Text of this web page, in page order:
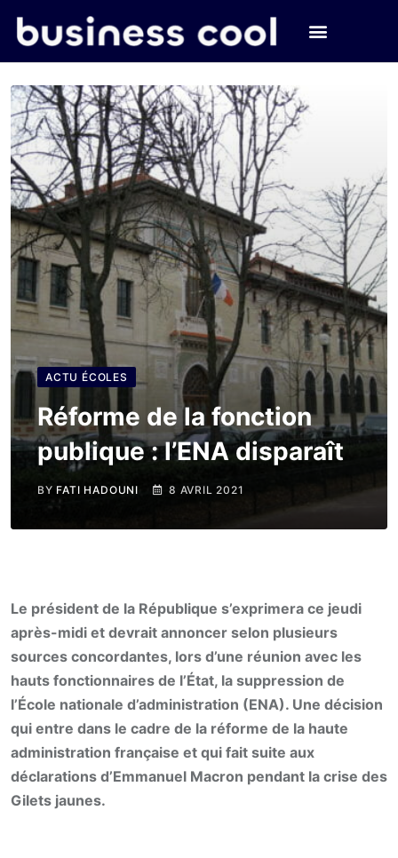
ACTU ÉCOLES
Réforme de la fonction
publique : l’ENA disparaît
BY FATI HADOUNI 8 AVRIL 2021
Le président de la République s’exprimera ce jeudi
après-midi et devrait annoncer selon plusieurs
sources concordantes, lors d’une réunion avec les
hauts fonctionnaires de l’État, la suppression de
l’École nationale d’administration (ENA). Une décision
qui entre dans le cadre de la réforme de la haute
administration française et qui fait suite aux
déclarations d’Emmanuel Macron pendant la crise des
Gilets jaunes.